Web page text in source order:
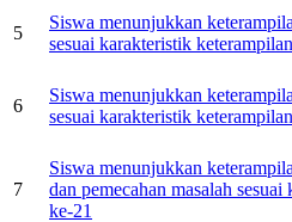
5
Siswa menunjukkan
sesuai karakteristik
6
Siswa menunjukkan
sesuai karakteristik
7
Siswa menunjukkan
dan pemecahan masalah sesuai
ke-21